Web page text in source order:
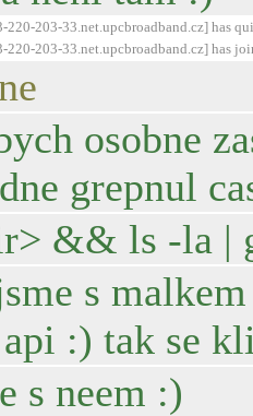
203-33.net.upcbroadband.cz] has
203-33.net.upcbroadband.cz] has
osobne
grepnul
&& ls -la |
s
:) tak se
s neem :)